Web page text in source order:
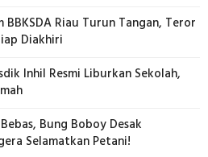
Riau Turun Tangan, Teror
Diakhiri
Inhil Resmi Liburkan Sekolah,
Bung Boboy Desak
Selamatkan Petani!